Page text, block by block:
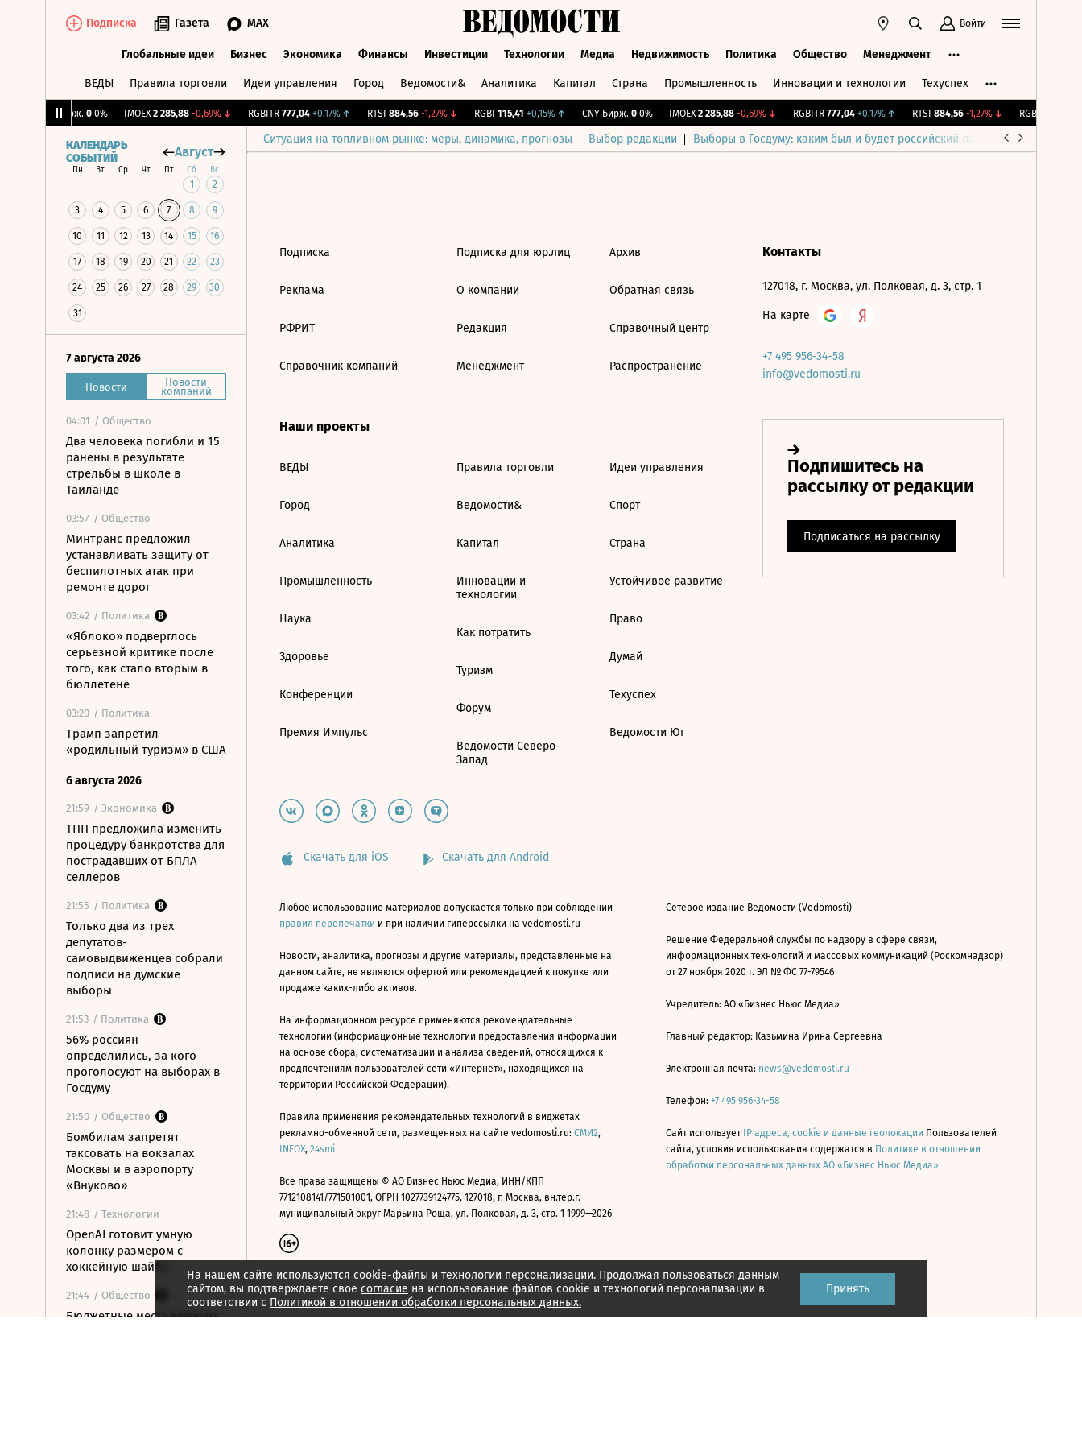
Подписка Газета MAX Войти
Глобальные идеи Бизнес Экономика Финансы Инвестиции Технологии Медиа Недвижимость Политика Общество Менеджмент
ВЕДЫ Правила торговли Идеи управления Город Ведомости& Аналитика Капитал Страна Промышленность Инновации и технологии Техуспех
CNY Бирж. 0 0% IMOEX 2 285,88 -0,69%↓ RGBITR 777,04 +0,17%↑ RTSI 884,56 -1,27%↓ RGBI 115,41 +0,15%↑ CNY Бирж. 0 0% IMOEX 2 285,88 -0,69%↓ RGBITR 777,04 +0,17%↑ RTSI 884,56 -1,27%↓ RGBI 115,41
Ситуация на топливном рынке: меры, динамика, прогнозы Выбор редакции Выборы в Госдуму: каким был и будет российский парламент
КАЛЕНДАРЬ
СОБЫТИЙ
Август
Пн Вт Ср Чт Пт Сб Вс
1 2
3 4 5 6 7 8 9
10 11 12 13 14 15 16
17 18 19 20 21 22 23
24 25 26 27 28 29 30
31
7 августа 2026
Новости Новости
компаний
04:01 / Общество
Два человека погибли и 15
ранены в результате
стрельбы в школе в
Таиланде
03:57 / Общество
Минтранс предложил
устанавливать защиту от
беспилотных атак при
ремонте дорог
03:42 / Политика
«Яблоко» подверглось
серьезной критике после
того, как стало вторым в
бюллетене
03:20 / Политика
Трамп запретил
«родильный туризм» в США
6 августа 2026
21:59 / Экономика
ТПП предложила изменить
процедуру банкротства для
пострадавших от БПЛА
селлеров
21:55 / Политика
Только два из трех
депутатов-
самовыдвиженцев собрали
подписи на думские
выборы
21:53 / Политика
56% россиян
определились, за кого
проголосуют на выборах в
Госдуму
21:50 / Общество
Бомбилам запретят
таксовать на вокзалах
Москвы и в аэропорту
«Внуково»
21:48 / Технологии
OpenAI готовит умную
колонку размером с
хоккейную шайбу
21:44 / Общество
Бюджетные места ведущих
На нашем сайте используются cookie-файлы и технологии персонализации. Продолжая пользоваться данным
сайтом, вы подтверждаете свое согласие на использование файлов cookie и технологий персонализации в
соответствии с Политикой в отношении обработки персональных данных.
Принять
Подписка
Реклама
РФРИТ
Справочник компаний
Подписка для юр.лиц
О компании
Редакция
Менеджмент
Архив
Обратная связь
Справочный центр
Распространение
Наши проекты
ВЕДЫ
Город
Аналитика
Промышленность
Наука
Здоровье
Конференции
Премия Импульс
Правила торговли
Ведомости&
Капитал
Инновации и
технологии
Как потратить
Туризм
Форум
Ведомости Северо-
Запад
Идеи управления
Спорт
Страна
Устойчивое развитие
Право
Думай
Техуспех
Ведомости Юг
Контакты
127018, г. Москва, ул. Полковая, д. 3, стр. 1
На карте
+7 495 956-34-58
info@vedomosti.ru
Скачать для iOS Скачать для Android
Любое использование материалов допускается только при соблюдении
правил перепечатки и при наличии гиперссылки на vedomosti.ru
Новости, аналитика, прогнозы и другие материалы, представленные на
данном сайте, не являются офертой или рекомендацией к покупке или
продаже каких-либо активов.
На информационном ресурсе применяются рекомендательные
технологии (информационные технологии предоставления информации
на основе сбора, систематизации и анализа сведений, относящихся к
предпочтениям пользователей сети «Интернет», находящихся на
территории Российской Федерации).
Правила применения рекомендательных технологий в виджетах
рекламно-обменной сети, размещенных на сайте vedomosti.ru: СМИ2,
INFOX, 24smi
Все права защищены © АО Бизнес Ньюс Медиа, ИНН/КПП
7712108141/771501001, ОГРН 1027739124775, 127018, г. Москва, вн.тер.г.
муниципальный округ Марьина Роща, ул. Полковая, д. 3, стр. 1 1999—2026
Сетевое издание Ведомости (Vedomosti)
Решение Федеральной службы по надзору в сфере связи,
информационных технологий и массовых коммуникаций (Роскомнадзор)
от 27 ноября 2020 г. ЭЛ № ФС 77-79546
Учредитель: АО «Бизнес Ньюс Медиа»
Главный редактор: Казьмина Ирина Сергеевна
Электронная почта: news@vedomosti.ru
Телефон: +7 495 956-34-58
Сайт использует IP адреса, cookie и данные геолокации Пользователей
сайта, условия использования содержатся в Политике в отношении
обработки персональных данных АО «Бизнес Ньюс Медиа»